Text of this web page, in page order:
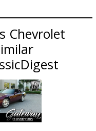
Chevrolet